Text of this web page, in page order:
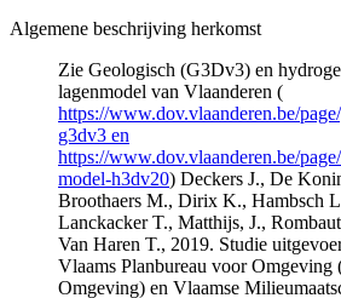
Algemene beschrijving herkomst
Zie Geologisch (G3Dv3) en
lagenmodel van Vlaanderen (
https://www.dov.vlaanderen.be/
g3dv3 en
https://www.dov.vlaanderen.be/
model-h3dv20) Deckers J., De
Broothaers M., Dirix K., Hambsch
Lanckacker T., Matthijs, J.,
Van Haren T., 2019. Studie
Vlaams Planbureau voor Omgeving
Omgeving) en Vlaamse